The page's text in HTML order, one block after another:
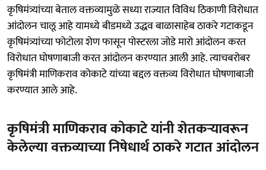
कृषिमंत्र्यांच्या बेताल वक्तव्यामुळे सध्या राज्यात विविध ठिकाणी विरोधात
आंदोलन चालू आहे यामध्ये बीडमध्ये उद्धव बाळासाहेब ठाकरे गटाकडून
कृषिमंत्र्यांच्या फोटोला शेण फासून पोस्टरला जोडे मारो आंदोलन करत
विरोधात घोषणाबाजी करत आंदोलन करण्यात आली आहे. त्याचबरोबर
कृषिमंत्री माणिकराव कोकाटे यांच्या बद्दल वक्तव्य विरोधात घोषणाबाजी
करण्यात आले आहे.
कृषिमंत्री माणिकराव कोकाटे यांनी शेतकऱ्यावरून
केलेल्या वक्तव्याच्या निषेधार्थ ठाकरे गटात आंदोलन